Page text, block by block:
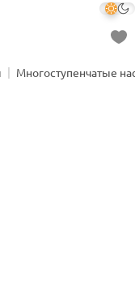
Многоступенчатые